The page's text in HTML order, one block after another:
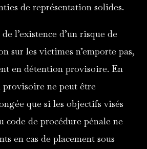
de représentation solides.
l’existence d’un risque de
sur les victimes n’emporte pas,
en détention provisoire. En
ne peut être
que si les objectifs visés
code de procédure pénale ne
en cas de placement sous